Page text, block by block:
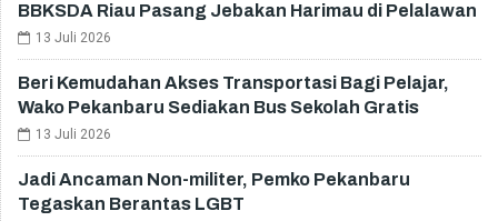
BBKSDA Riau Pasang Jebakan Harimau di Pelalawan
13 Juli 2026
Beri Kemudahan Akses Transportasi Bagi Pelajar,
Wako Pekanbaru Sediakan Bus Sekolah Gratis
13 Juli 2026
Jadi Ancaman Non-militer, Pemko Pekanbaru
Tegaskan Berantas LGBT